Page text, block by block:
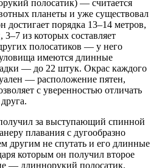
полосатик) — считается
планеты и уже существовал
достигает порядка 13–14 метров,
из которых составляет
полосатиков — у него
имеются длинные
— до 22 штук. Окрас каждого
— расположение пятен,
с уверенностью отличать
за выступающий спинной
плавания с дугообразно
другим не спутать и его длинные
которым он получил второе
— длиннорукий полосатик.